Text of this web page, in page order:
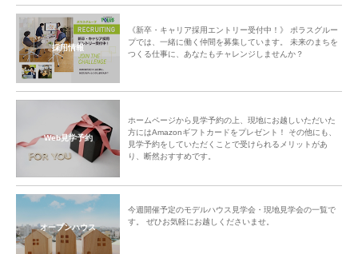
採用情報
《新卒・キャリア採用エントリー受付中！》 ポラスグルー
プでは、一緒に働く仲間を募集しています。 未来のまちを
つくる仕事に、あなたもチャレンジしませんか？
Web見学予約
ホームページから見学予約の上、現地にお越しいただいた
方にはAmazonギフトカードをプレゼント！ その他にも、
見学予約をしていただくことで受けられるメリットがあ
り、断然おすすめです。
オープンハウス
今週開催予定のモデルハウス見学会・現地見学会の一覧で
す。 ぜひお気軽にお越しくださいませ。